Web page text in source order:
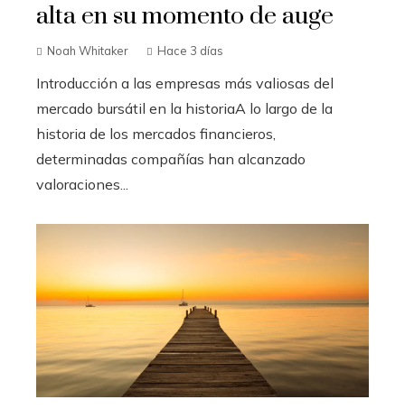
alta en su momento de auge
Noah Whitaker Hace 3 días
Introducción a las empresas más valiosas del
mercado bursátil en la historiaA lo largo de la
historia de los mercados financieros,
determinadas compañías han alcanzado
valoraciones...